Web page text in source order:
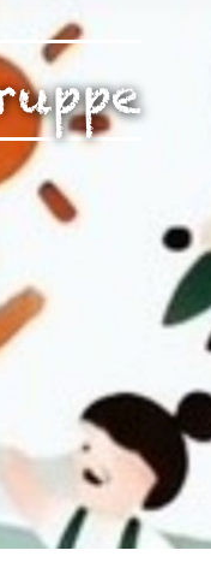
Google
Abs. 1 S. 1 lit.
Kontroll-
Boxen